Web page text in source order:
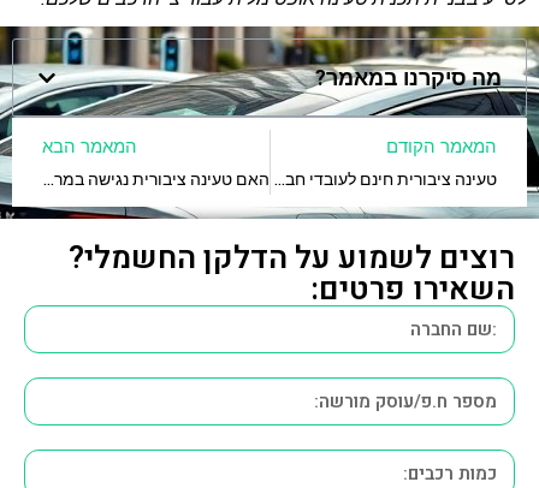
מה סיקרנו במאמר?
המאמר הקודם
טעינה ציבורית חינם לעובדי חברה – מה החוק אומר?
המאמר הבא
האם טעינה ציבורית נגישה במרכזים תעשייתיים בישראל?
רוצים לשמוע על הדלקן החשמלי?
השאירו פרטים: